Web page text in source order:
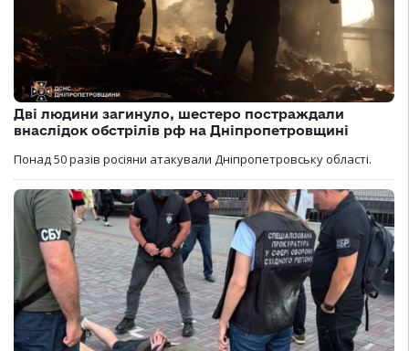
Дві людини загинуло, шестеро постраждали
внаслідок обстрілів рф на Дніпропетровщині
Понад 50 разів росіяни атакували Дніпропетровську області.